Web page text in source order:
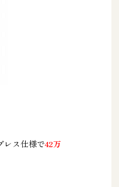
レス仕様で42万